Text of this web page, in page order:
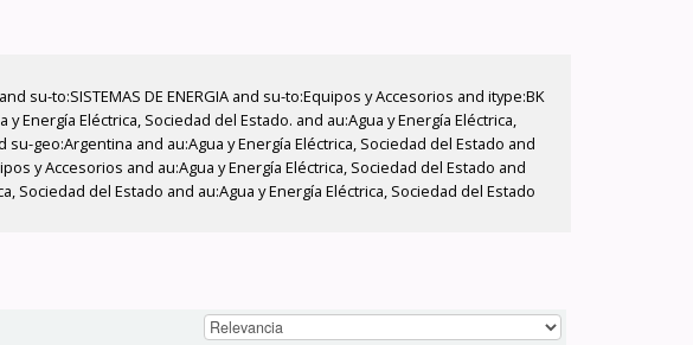
to:SISTEMAS DE ENERGIA and su-to:Equipos y Accesorios and itype:BK
Eléctrica, Sociedad del Estado. and au:Agua y Energía Eléctrica,
geo:Argentina and au:Agua y Energía Eléctrica, Sociedad del Estado and
y Accesorios and au:Agua y Energía Eléctrica, Sociedad del Estado and
Sociedad del Estado and au:Agua y Energía Eléctrica, Sociedad del Estado